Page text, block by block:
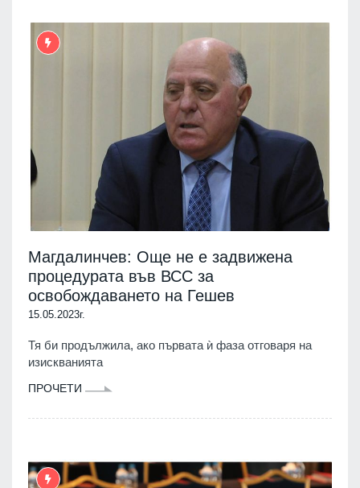
Магдалинчев: Още не е задвижена
процедурата във ВСС за
освобождаването на Гешев
15.05.2023г.
Тя би продължила, ако първата ѝ фаза отговаря на
изискванията
ПРОЧЕТИ